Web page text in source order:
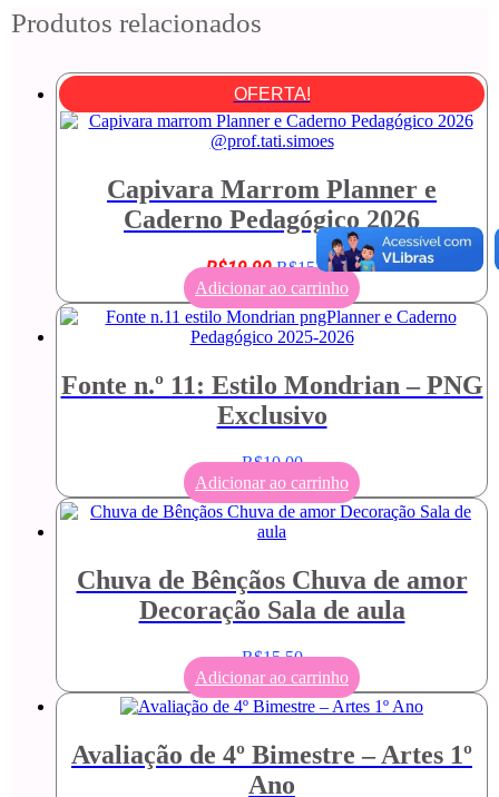
Produtos relacionados
OFERTA!
Capivara Marrom Planner e
Caderno Pedagógico 2026
R$19,90O
preço
original
era:
R$19,90.
R$15,00O
preço
atual
é:
R$15,00.
Adicionar ao carrinho
Fonte n.º 11: Estilo Mondrian – PNG
Exclusivo
R$10,00
Adicionar ao carrinho
Chuva de Bênçãos Chuva de amor
Decoração Sala de aula
R$15,50
Adicionar ao carrinho
Avaliação de 4º Bimestre – Artes 1º
Ano